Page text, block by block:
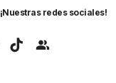
¡Nuestras redes sociales!